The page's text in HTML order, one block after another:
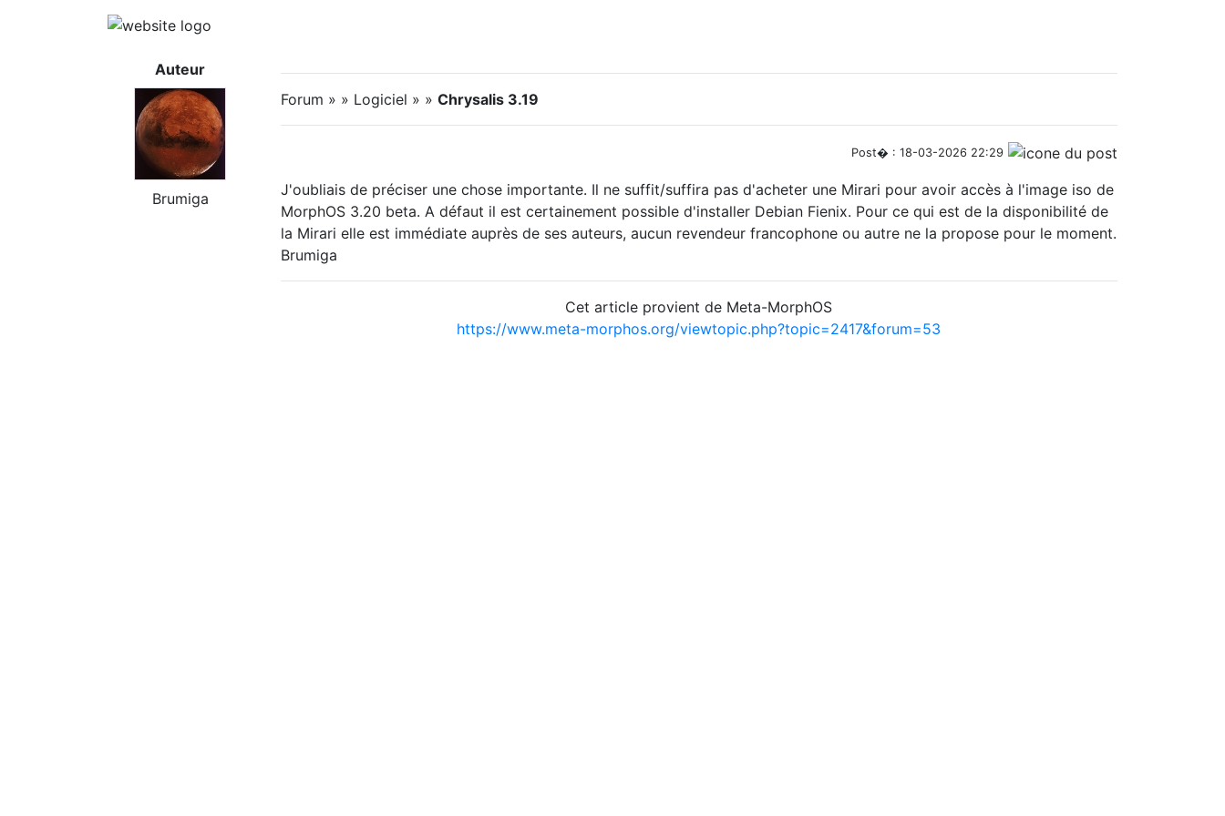
Auteur
Brumiga
Forum » » Logiciel » » Chrysalis 3.19
Post� : 18-03-2026 22:29
J'oubliais de préciser une chose importante. Il ne suffit/suffira pas d'acheter une Mirari pour avoir accès à l'image iso de
MorphOS 3.20 beta. A défaut il est certainement possible d'installer Debian Fienix. Pour ce qui est de la disponibilité de
la Mirari elle est immédiate auprès de ses auteurs, aucun revendeur francophone ou autre ne la propose pour le moment.
Brumiga
Cet article provient de Meta-MorphOS
https://www.meta-morphos.org/viewtopic.php?topic=2417&forum=53